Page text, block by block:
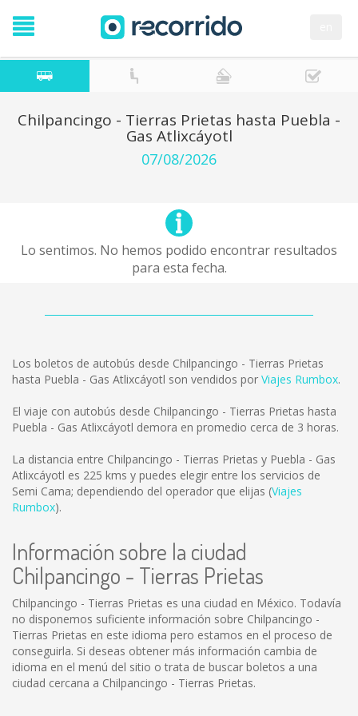
Chilpancingo - Tierras Prietas hasta Puebla -
Gas Atlixcáyotl
07/08/2026
Lo sentimos. No hemos podido encontrar resultados
para esta fecha.
Los boletos de autobús desde Chilpancingo - Tierras Prietas
hasta Puebla - Gas Atlixcáyotl son vendidos por Viajes Rumbox.
El viaje con autobús desde Chilpancingo - Tierras Prietas hasta
Puebla - Gas Atlixcáyotl demora en promedio cerca de 3 horas.
La distancia entre Chilpancingo - Tierras Prietas y Puebla - Gas
Atlixcáyotl es 225 kms y puedes elegir entre los servicios de
Semi Cama; dependiendo del operador que elijas (Viajes
Rumbox).
Información sobre la ciudad
Chilpancingo - Tierras Prietas
Chilpancingo - Tierras Prietas es una ciudad en México. Todavía
no disponemos suficiente información sobre Chilpancingo -
Tierras Prietas en este idioma pero estamos en el proceso de
conseguirla. Si deseas obtener más información cambia de
idioma en el menú del sitio o trata de buscar boletos a una
ciudad cercana a Chilpancingo - Tierras Prietas.